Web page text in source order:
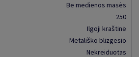
Be medienos masės
250
Ilgoji kraštinė
Metališko blizgesio
Nekreiduotas